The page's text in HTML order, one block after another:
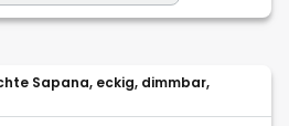
Sapana, eckig, dimmbar,